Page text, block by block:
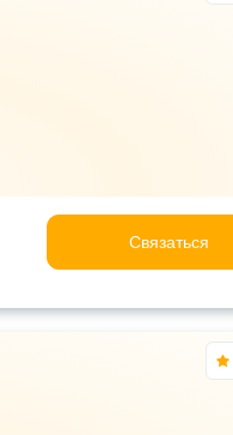
Связаться